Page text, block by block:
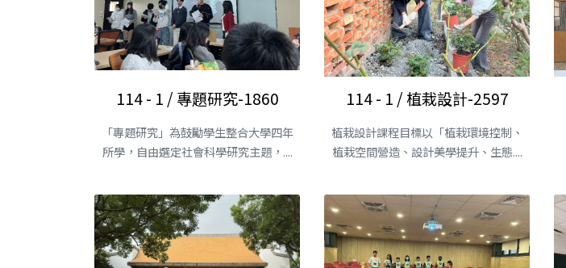
114 - 1 / 專題研究-1860
「專題研究」為鼓勵學生整合大學四年
所學，自由選定社會科學研究主題，....
114 - 1 / 植栽設計-2597
植栽設計課程目標以「植栽環境控制、
植栽空間營造、設計美學提升、生態....